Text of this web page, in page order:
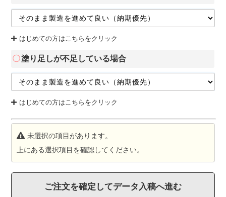
はじめての方はこちらをクリック
塗り足しが不足している場合
はじめての方はこちらをクリック
未選択の項目があります。
上にある選択項目を確認してください。
ご注文を確定してデータ入稿へ進む